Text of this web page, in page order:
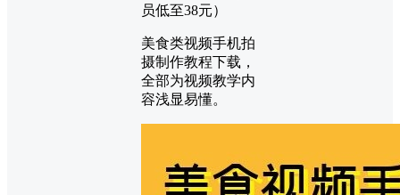
员低至38元）
美食类视频手机拍
摄制作教程下载，
全部为视频教学内
容浅显易懂。